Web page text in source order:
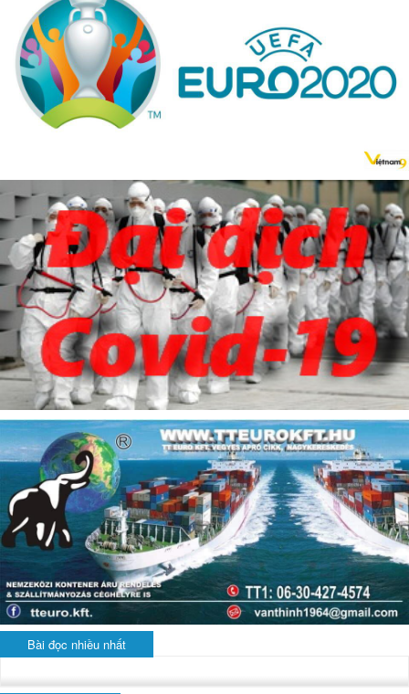
Bài đọc nhiều nhất